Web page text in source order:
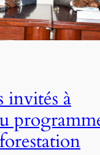
invités à